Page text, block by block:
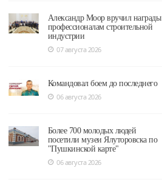
Александр Моор вручил награды
профессионалам строительной
индустрии
07 августа 2026
Командовал боем до последнего
06 августа 2026
Более 700 молодых людей
посетили музеи Ялуторовска по
"Пушкинской карте"
06 августа 2026